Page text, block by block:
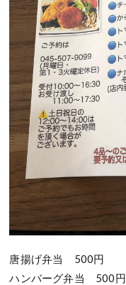
唐揚げ弁当 500円
ハンバーグ弁当 500円